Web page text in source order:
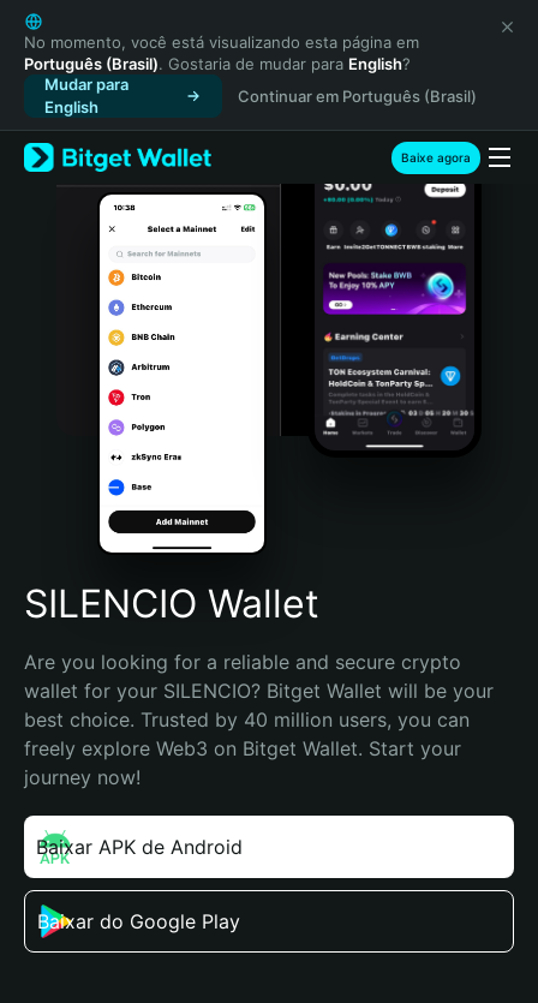
English
日本語
Tiếng Việt
Русский
Español (Latinoamérica)
Türkçe
Italiano
Português (Portugal)
Bahasa Indonesia
Português (Brasil)
Español (Argentina)
No momento, você está visualizando esta página em
Português (Brasil). Gostaria de mudar para English?
Mudar para
English
Continuar em Português (Brasil)
Baixe agora
SILENCIO Wallet
Are you looking for a reliable and secure crypto
wallet for your SILENCIO? Bitget Wallet will be your
best choice. Trusted by 40 million users, you can
freely explore Web3 on Bitget Wallet. Start your
journey now!
Baixar APK de Android
Baixar do Google Play